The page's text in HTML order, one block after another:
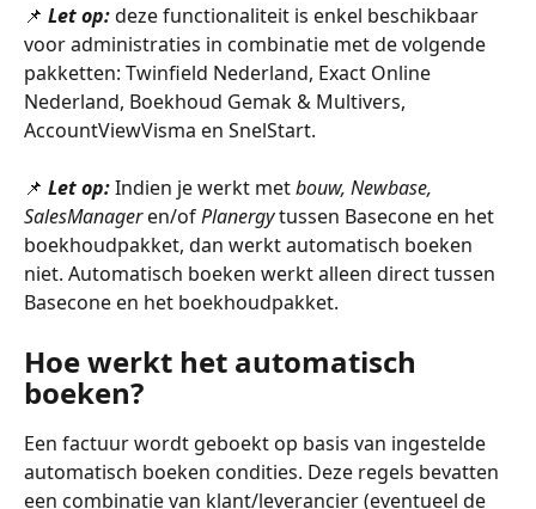
📌 Let op: deze functionaliteit is enkel beschikbaar
voor administraties in combinatie met de volgende
pakketten: Twinfield Nederland, Exact Online
Nederland, Boekhoud Gemak & Multivers,
AccountViewVisma en SnelStart.
📌 Let op: Indien je werkt met bouw, Newbase,
SalesManager en/of Planergy tussen Basecone en het
boekhoudpakket, dan werkt automatisch boeken
niet. Automatisch boeken werkt alleen direct tussen
Basecone en het boekhoudpakket.
Hoe werkt het automatisch
boeken?
Een factuur wordt geboekt op basis van ingestelde
automatisch boeken condities. Deze regels bevatten
een combinatie van klant/leverancier (eventueel de